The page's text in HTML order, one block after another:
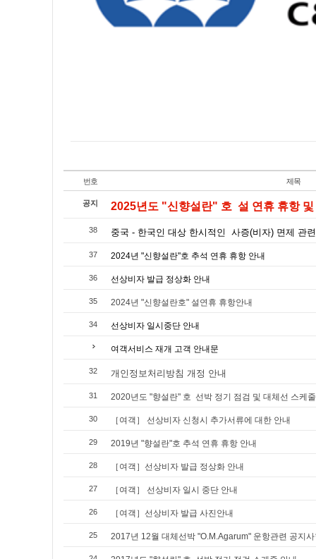
번호 제목
공지 2025년도 "신향설란" 호 설 연휴 휴항 및
38 중국 - 한국인 대상 한시적인 사증(비자) 면제 관
37 2024년 "신향설란"호 추석 연휴 휴항 안내
36 선상비자 발급 정상화 안내
35 2024년 "신향설란호" 설연휴 휴항안내
34 선상비자 일시중단 안내
여객서비스 재개 고객 안내문
32 개인정보처리방침 개정 안내
31 2020년도 "향설란" 호 선박 정기 점검 및 대체선 스케
30 ［여객］ 선상비자 신청시 추가서류에 대한 안내
29 2019년 "향설란"호 추석 연휴 휴항 안내
28 ［여객］선상비자 발급 정상화 안내
27 ［여객］ 선상비자 일시 중단 안내
26 ［여객］선상비자 발급 사진안내
25 2017년 12월 대체선박 "O.M.Agarum" 운항관련 공지